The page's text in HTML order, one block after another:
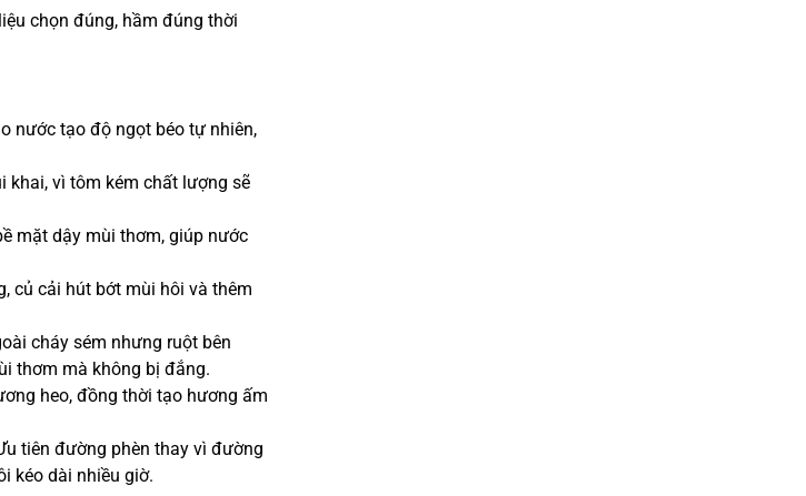
chọn đúng, hầm đúng thời
nước tạo độ ngọt béo tự nhiên,
khai, vì tôm kém chất lượng sẽ
mặt dậy mùi thơm, giúp nước
củ cải hút bớt mùi hôi và thêm
cháy sém nhưng ruột bên
thơm mà không bị đắng.
heo, đồng thời tạo hương ấm
tiên đường phèn thay vì đường
kéo dài nhiều giờ.